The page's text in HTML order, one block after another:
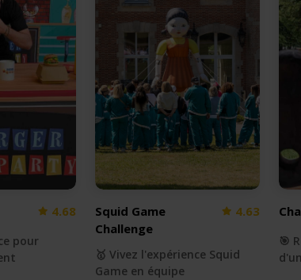
4.68
pour
Squid Game
Challenge
4.63
🥇 Vivez l'expérience Squid
Game en équipe
🎯